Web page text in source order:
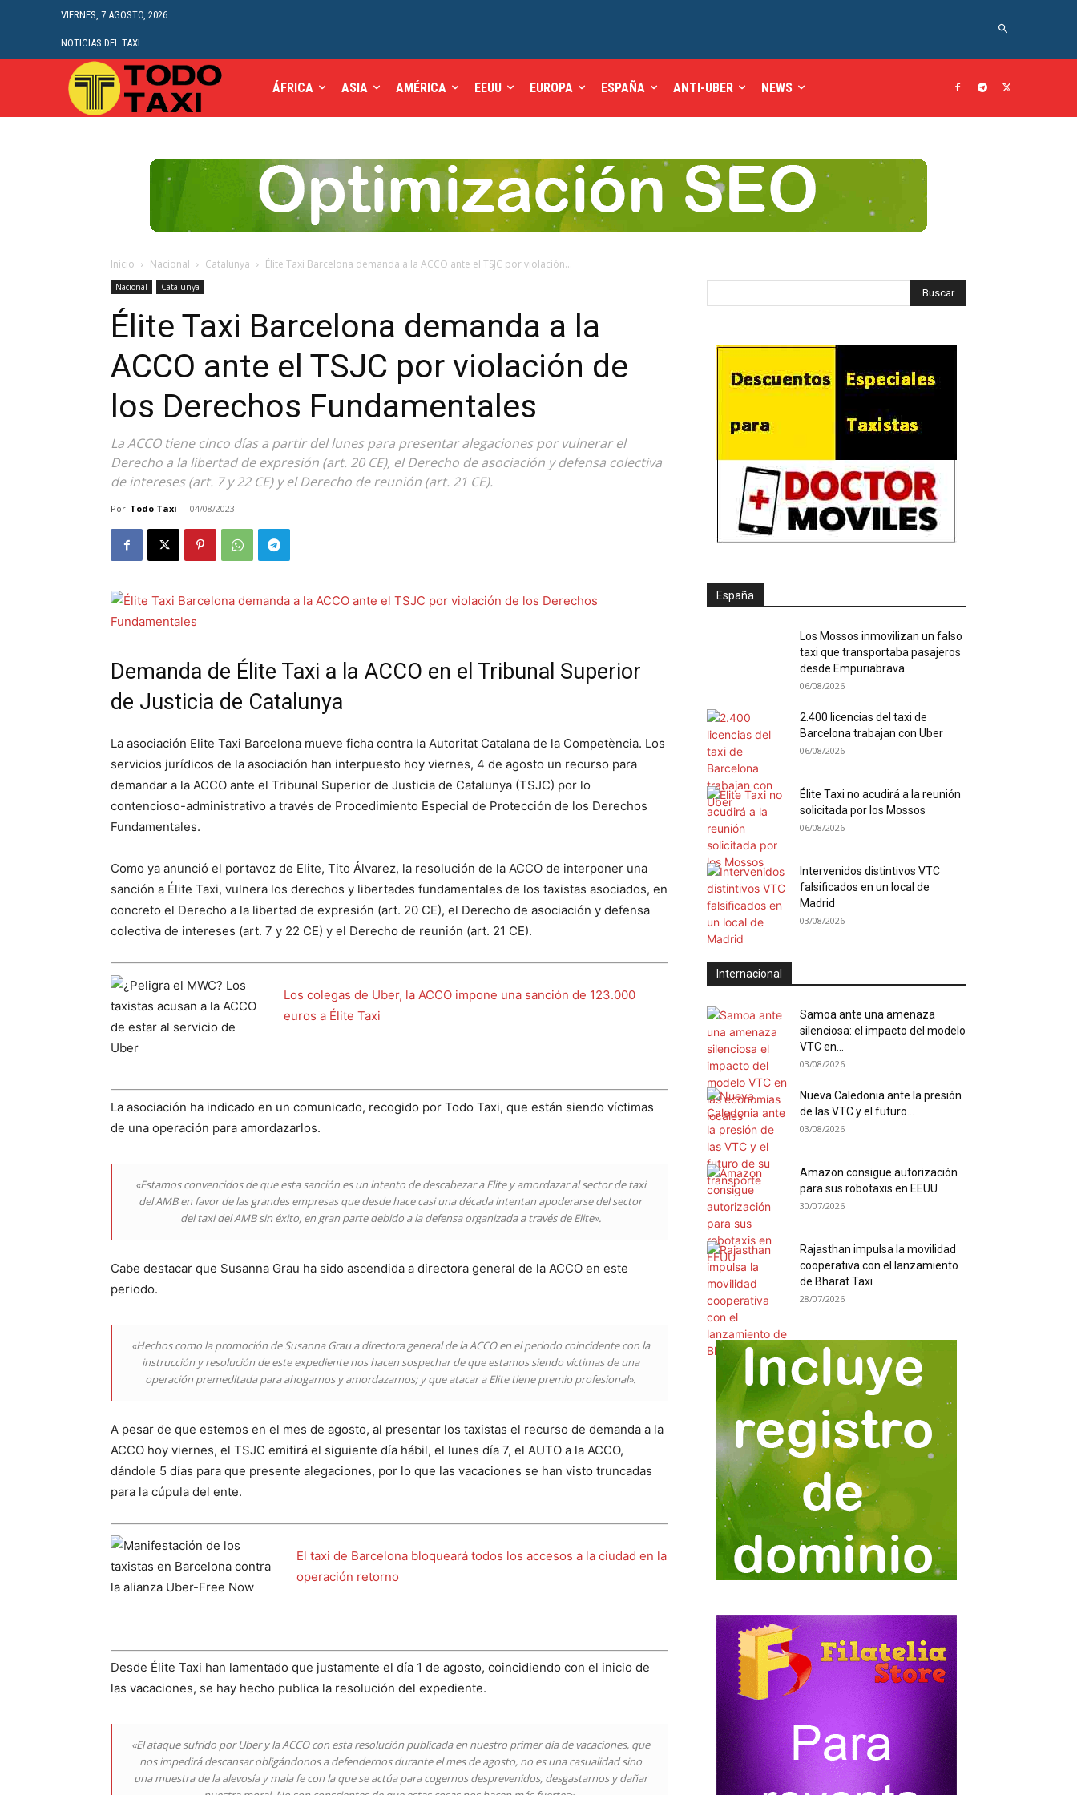
VIERNES, 7 AGOSTO, 2026
NOTICIAS DEL TAXI
ÁFRICA ASIA AMÉRICA EEUU EUROPA ESPAÑA ANTI-UBER NEWS
Inicio Nacional Catalunya Élite Taxi Barcelona demanda a la ACCO ante el TSJC por violación...
Nacional Catalunya
Élite Taxi Barcelona demanda a la
ACCO ante el TSJC por violación de
los Derechos Fundamentales
La ACCO tiene cinco días a partir del lunes para presentar alegaciones por vulnerar el
Derecho a la libertad de expresión (art. 20 CE), el Derecho de asociación y defensa colectiva
de intereses (art. 7 y 22 CE) y el Derecho de reunión (art. 21 CE).
Por Todo Taxi - 04/08/2023
Demanda de Élite Taxi a la ACCO en el Tribunal Superior
de Justicia de Catalunya
La asociación Elite Taxi Barcelona mueve ficha contra la Autoritat Catalana de la Competència. Los
servicios jurídicos de la asociación han interpuesto hoy viernes, 4 de agosto un recurso para
demandar a la ACCO ante el Tribunal Superior de Justicia de Catalunya (TSJC) por lo
contencioso-administrativo a través de Procedimiento Especial de Protección de los Derechos
Fundamentales.
Como ya anunció el portavoz de Elite, Tito Álvarez, la resolución de la ACCO de interponer una
sanción a Élite Taxi, vulnera los derechos y libertades fundamentales de los taxistas asociados, en
concreto el Derecho a la libertad de expresión (art. 20 CE), el Derecho de asociación y defensa
colectiva de intereses (art. 7 y 22 CE) y el Derecho de reunión (art. 21 CE).
Los colegas de Uber, la ACCO impone una sanción de 123.000
euros a Élite Taxi
La asociación ha indicado en un comunicado, recogido por Todo Taxi, que están siendo víctimas
de una operación para amordazarlos.
«Estamos convencidos de que esta sanción es un intento de descabezar a Elite y amordazar al sector de taxi
del AMB en favor de las grandes empresas que desde hace casi una década intentan apoderarse del sector
del taxi del AMB sin éxito, en gran parte debido a la defensa organizada a través de Elite».
Cabe destacar que Susanna Grau ha sido ascendida a directora general de la ACCO en este
periodo.
«Hechos como la promoción de Susanna Grau a directora general de la ACCO en el periodo coincidente con la
instrucción y resolución de este expediente nos hacen sospechar de que estamos siendo víctimas de una
operación premeditada para ahogarnos y amordazarnos; y que atacar a Elite tiene premio profesional».
A pesar de que estemos en el mes de agosto, al presentar los taxistas el recurso de demanda a la
ACCO hoy viernes, el TSJC emitirá el siguiente día hábil, el lunes día 7, el AUTO a la ACCO,
dándole 5 días para que presente alegaciones, por lo que las vacaciones se han visto truncadas
para la cúpula del ente.
El taxi de Barcelona bloqueará todos los accesos a la ciudad en la
operación retorno
Desde Élite Taxi han lamentado que justamente el día 1 de agosto, coincidiendo con el inicio de
las vacaciones, se hay hecho publica la resolución del expediente.
«El ataque sufrido por Uber y la ACCO con esta resolución publicada en nuestro primer día de vacaciones, que
nos impedirá descansar obligándonos a defendernos durante el mes de agosto, no es una casualidad sino
una muestra de la alevosía y mala fe con la que se actúa para cogernos desprevenidos, desgastarnos y dañar
España
Los Mossos inmovilizan un falso
taxi que transportaba pasajeros
desde Empuriabrava
06/08/2026
2.400 licencias del taxi de
Barcelona trabajan con Uber
06/08/2026
Élite Taxi no acudirá a la reunión
solicitada por los Mossos
06/08/2026
Intervenidos distintivos VTC
falsificados en un local de
Madrid
03/08/2026
Internacional
Samoa ante una amenaza
silenciosa: el impacto del modelo
VTC en...
03/08/2026
Nueva Caledonia ante la presión
de las VTC y el futuro...
03/08/2026
Amazon consigue autorización
para sus robotaxis en EEUU
30/07/2026
Rajasthan impulsa la movilidad
cooperativa con el lanzamiento
de Bharat Taxi
28/07/2026